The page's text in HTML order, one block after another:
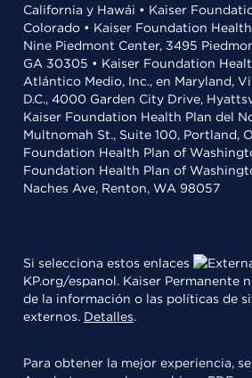
California y Hawái • Kaiser
Colorado • Kaiser Foundation
Nine Piedmont Center, 3495
GA 30305 • Kaiser Foundation
Atlántico Medio, Inc., en Maryland,
D.C., 4000 Garden City Drive,
Kaiser Foundation Health Plan del
Multnomah St., Suite 100, Portland,
Foundation Health Plan of
Foundation Health Plan of
Naches Ave, Renton, WA 98057
Si selecciona estos enlaces
KP.org/espanol. Kaiser Permanente
de la información o las políticas de
externos. Detalles.
Para obtener la mejor experiencia,